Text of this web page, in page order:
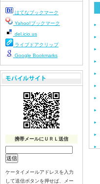
はてなブックマーク
Yahoo!ブックマーク
del.icio.us
ライブドアクリップ
Google Bookmarks
携帯メールにＵＲＬ送信
ケータイメールアドレスを入力
して送信ボタンを押せば、メー